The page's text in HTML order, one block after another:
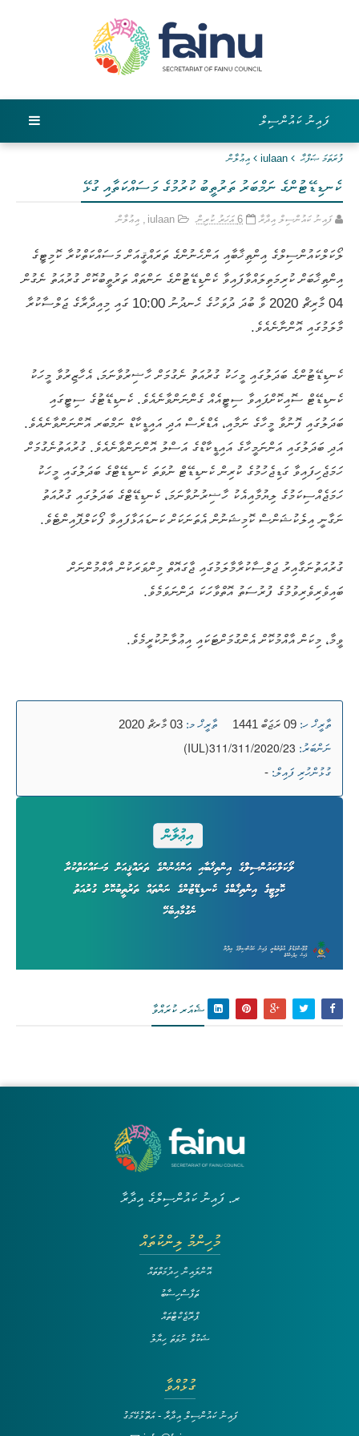
ފައިނު ކައުންސިލް
ފުރަތަމަ ޞަފްޙާ iulaan އިޢުލާން
ކެނޑިޑޭޓުންގެ ނަމްބަރު ތަރުތީބު ކުރުމުގެ މަސައްކަތާއި ގުޅޭ
ފައިނު ކައުންސިލް އިދާރާ 6 އަހަރު ކުރިން iulaan
, އިޢުލާން
ލޯކަލްކައުންސިލްގެ އިންތިޚާބާއި އަންހެނުންގެ ތަރައްޤީއަށް މަސައްކަތްކުރާ ކޮމިޓީގެ
އިންތިޚާބަށް ކުރިމަތިލައްވާފައިވާ ކެންޑިޑޭޓުންގެ ނަންތައް ތަރުތީބުކޮށް ގުރުއަތު ނެގުން
04 މާރިޗް 2020 ވާ ބުދަ ދުވަހުގެ ހެނދުނު 10:00 ގައި މިއިދާރާގެ ޖަލްސާކުރާ
މާލަމުގައި އޮންނާނެއެވެ.
ކެނޑިޑޭޓުންގެ ބަދަލުގައި މީހަކު ގުރުއަތު ނެގުމަށް ހާޟިރުވާނަމަ، އެހާޒިރުވާ މީހަކު
ކެނޑިޑޭޓް ސޮއިކޮށްފައިވާ ސިޓީއެއް ގެންނަންވާނެއެވެ. ކެނޑިޑޭޓުގެ ސިޓީގައި
ބަދަލުގައި ފޮނުވާ މީހާގެ ނަމާއި، އެޑްރެސް އަދި އައިޑީކާޑް ނަމްބަރ އޮންނަންވާނެއެވެ.
އަދި ބަދަލުގައި އަންނަމީހާގެ އައިޑީކާޑްގެ އަސްލު އޮންނަންވާނެއެވެ. ގުރުއަތުނެގުމަށް
ހަމަޖެހިފައިވާ ގަޑިޖެހުމުގެ ކުރިން ކެނޑިޑޭޓް ނުވަތަ ކެނޑިޑޭޓްގެ ބަދަލުގައި މީހަކު
ހަމަޖެއްސިކަމުގެ ލިޔުމާއިއެކު ހާޟިރުނުވާނަމަ، ކެނޑިޑޭޓްގެ ބަދަލުގައި ގުރުއަތު
ނަގާނީ އިލެކުޝަންސް ކޮމިޝަނުން އެތަނަކަށް ކަނޑައަޅާފައިވާ ފޯކަލްޕޮއިންޓެވެ.
ގުރުއަތުނަގާއިރު ޖަލްސާކުރާމާލަމުގައި ޖާގައޮތް މިންވަރަކުން އާއްމުންނަށް
ބައިވެރިވެރިވުމުގެ ފުރުސަތު އޮތްވާހަކަ ދަންނަވަމެވެ.
ވީމާ، މިކަން އާއްމުކޮށް އެންގުމަށްޓަކައި އިޢުލާނުކުރީމެވެ.
ތާރީޚް ހ: 09 ރަޖަބް 1441 ތާރީޚް މ: 03 މާރޗް 2020
ނަންބަރު: (IUL)311/311/2020/23
ގުޅުންހުރި ފައިލް: -
ޝެއަރ ކުރައްވާ
ރ. ފައިނު ކައުންސިލްގެ އިދާރާ
މުހިންމު ލިންކުތައް
އޮންލައިން ހިދުމަތްތައް
ތަފާސްހިސާބު
ޕްރޮޖެކްޓްތައް
ޝަކުވާ ނުވަތަ ހިޔާލު
ގުޅުއްވާ
ފައިނު ކައުންސިލް އިދާރާ - އަތޮޅުގޭމަގު